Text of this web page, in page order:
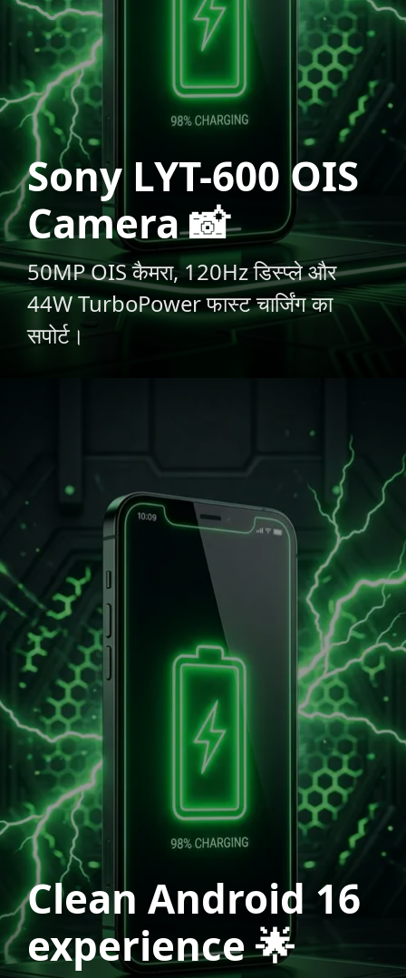
Sony LYT-600 OIS
Camera 📸
50MP OIS कैमरा, 120Hz डिस्प्ले और
44W TurboPower फास्ट चार्जिंग का
सपोर्ट।
Clean Android 16
experience 🌟